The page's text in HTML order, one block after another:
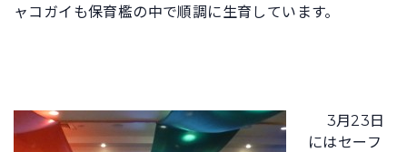
ャコガイも保育檻の中で順調に生育しています。
3月23日
にはセーフ